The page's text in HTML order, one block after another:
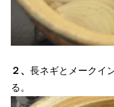
２、 長ネギとメークイ
る。